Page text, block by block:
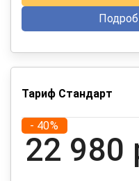
Тариф Стандарт
- 40%
22 980